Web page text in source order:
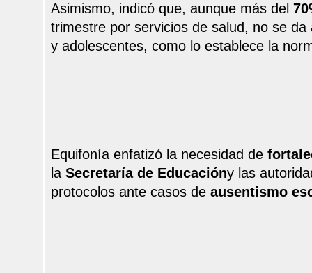
Asimismo, indicó que, aunque más del
trimestre por servicios de salud, no se
y adolescentes, como lo establece la
Equifonía enfatizó la necesidad de
la Secretaría de Educacióny las
protocolos ante casos de ausentismo